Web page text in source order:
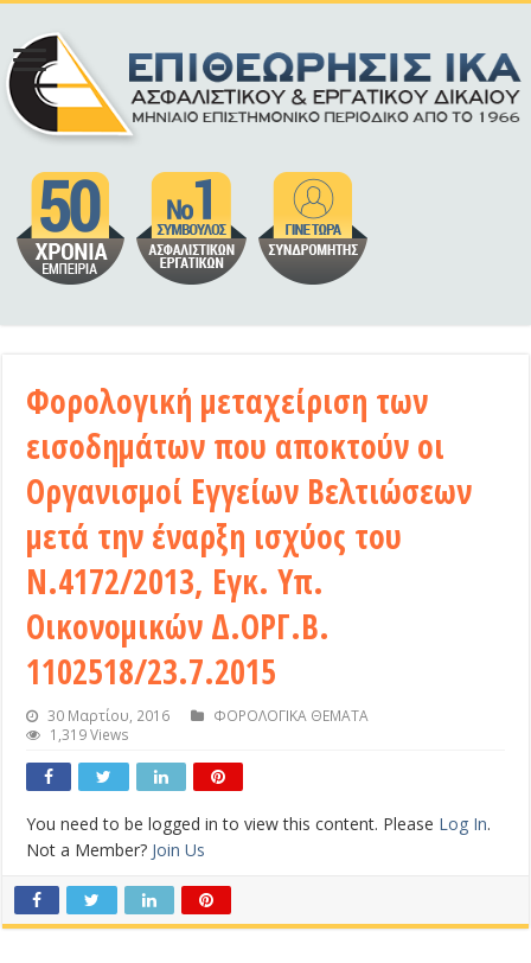
Φορολογική μεταχείριση των
εισοδημάτων που αποκτούν οι
Οργανισμοί Εγγείων Βελτιώσεων
μετά την έναρξη ισχύος του
Ν.4172/2013, Εγκ. Υπ.
Οικονομικών Δ.ΟΡΓ.Β.
1102518/23.7.2015
30 Μαρτίου, 2016
ΦΟΡΟΛΟΓΙΚΑ ΘΕΜΑΤΑ
1,319 Views
You need to be logged in to view this content. Please Log In.
Not a Member? Join Us